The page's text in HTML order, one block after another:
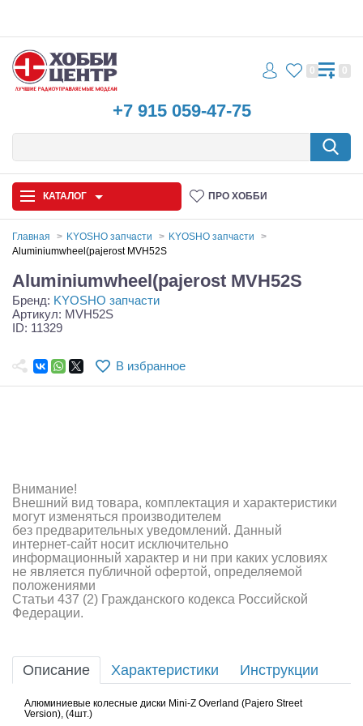
+7 915 059-47-75
0 0
КАТАЛОГ ПРО ХОББИ
Запчасти и аксессуары
Игрушки
Самолеты
Аппаратура и электроника
Аккумуляторы и батарейки
Зарядные устройства и блоки питания
Двигатели
Инструмент,измерительные приборы,расходники
Оптовая продажа запчастей для моделей
Главная KYOSHO запчасти
KYOSHO запчасти
Aluminiumwheel(pajerost MVH52S
Aluminiumwheel(pajerost MVH52S
Бренд: KYOSHO запчасти
Артикул: MVH52S
ID: 11329
В избранное
Внимание!
Внешний вид товара, комплектация и характеристики
могут изменяться производителем
без предварительных уведомлений. Данный
интернет-сайт носит исключительно
информационный характер и ни при каких условиях
не является публичной офертой, определяемой
положениями
Статьи 437 (2) Гражданского кодекса Российской
Федерации.
Описание Характеристики Инструкции
Алюминиевые колесные диски Mini-Z Overland (Pajero Street
Version), (4шт.)